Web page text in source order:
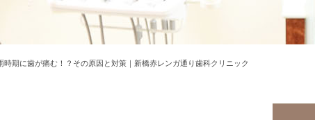
時期に歯が痛む！？その原因と対策｜新橋赤レンガ通り歯科クリニック